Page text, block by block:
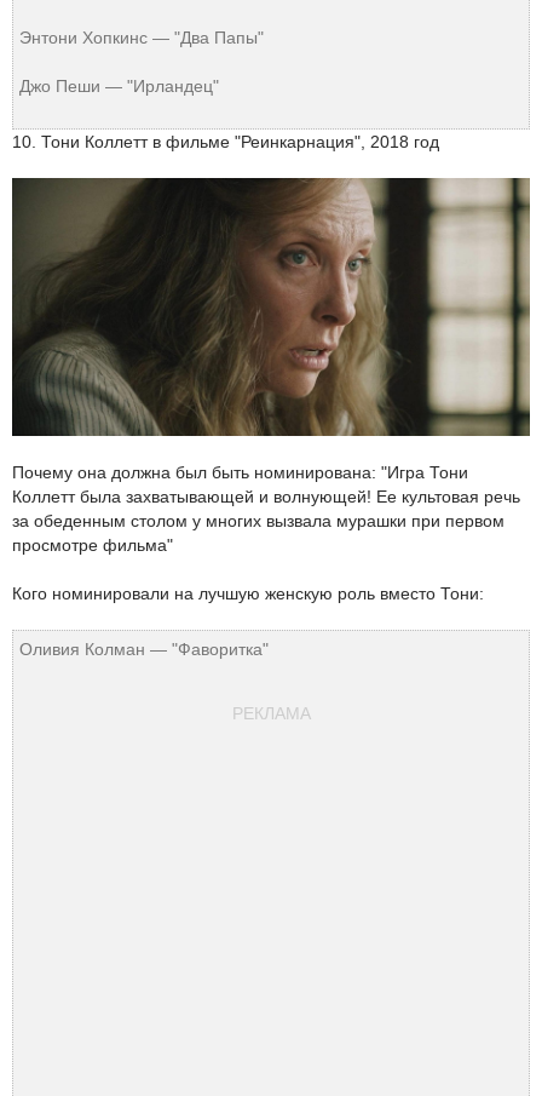
Энтони Хопкинс — "Два Папы"
Джо Пеши — "Ирландец"
10. Тони Коллетт в фильме "Реинкарнация", 2018 год
Почему она должна был быть номинирована: "Игра Тони
Коллетт была захватывающей и волнующей! Ее культовая речь
за обеденным столом у многих вызвала мурашки при первом
просмотре фильма"
Кого номинировали на лучшую женскую роль вместо Тони:
Оливия Колман — "Фаворитка"
РЕКЛАМА